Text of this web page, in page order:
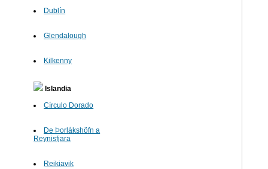
Dublín
Glendalough
Kilkenny
Islandia
Círculo Dorado
De Þorlákshöfn a
Reynisfjara
Reikiavik